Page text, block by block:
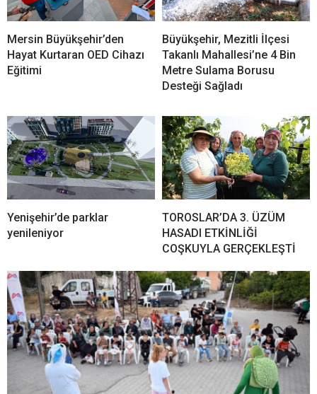
Mersin Büyükşehir’den
Hayat Kurtaran OED Cihazı
Eğitimi
Büyükşehir, Mezitli İlçesi
Takanlı Mahallesi’ne 4 Bin
Metre Sulama Borusu
Desteği Sağladı
Yenişehir’de parklar
yenileniyor
TOROSLAR’DA 3. ÜZÜM
HASADI ETKİNLİĞİ
COŞKUYLA GERÇEKLEŞTİ